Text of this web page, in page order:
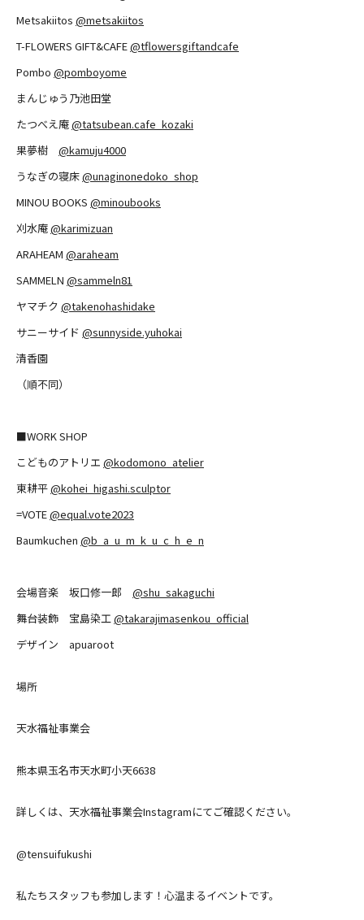
Metsakiitos @metsakiitos
T-FLOWERS GIFT&CAFE@tflowersgiftandcafe
Pombo @pomboyome
まんじゅう乃池田堂
たつべえ庵@tatsubean.cafe_kozaki
果夢樹 @kamuju4000
うなぎの寝床@unaginonedoko_shop
MINOU BOOKS @minoubooks
刈水庵@karimizuan
ARAHEAM @araheam
SAMMELN @sammeln81
ヤマチク @takenohashidake
サニーサイド @sunnyside.yuhokai
清香園
（順不同）
■WORK SHOP
こどものアトリエ @kodomono_atelier
東耕平@kohei_higashi.sculptor
=VOTE@equal.vote2023
Baumkuchen @b_a_u_m_k_u_c_h_e_n
会場音楽 坂口修一郎 @shu_sakaguchi
舞台装飾 宝島染工@takarajimasenkou_official
デザイン apuaroot
場所
天水福祉事業会
熊本県玉名市天水町小天6638
詳しくは、天水福祉事業会Instagramにてご確認ください。
@tensuifukushi
私たちスタッフも参加します！心温まるイベントです。